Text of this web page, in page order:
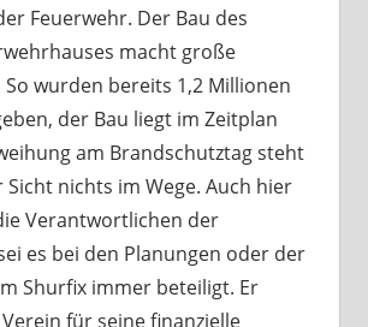
Feuerwehr. Der Bau des
macht große
wurden bereits 1,2 Millionen
der Bau liegt im Zeitplan
am Brandschutztag steht
nichts im Wege. Auch hier
Verantwortlichen der
es bei den Planungen oder der
Shurfix immer beteiligt. Er
für seine finanzielle